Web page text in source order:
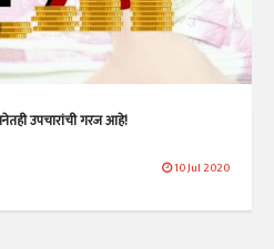
उपचारांची गरज आहे!
10 Jul 2020